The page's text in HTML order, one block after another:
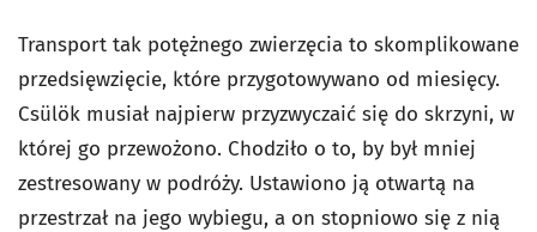
Transport tak potężnego zwierzęcia to skomplikowane
przedsięwzięcie, które przygotowywano od miesięcy.
Csülök musiał najpierw przyzwyczaić się do skrzyni, w
której go przewożono. Chodziło o to, by był mniej
zestresowany w podróży. Ustawiono ją otwartą na
przestrzał na jego wybiegu, a on stopniowo się z nią